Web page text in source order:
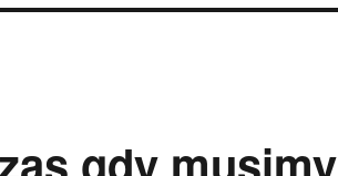
gdy musimy